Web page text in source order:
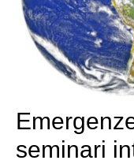
seminari